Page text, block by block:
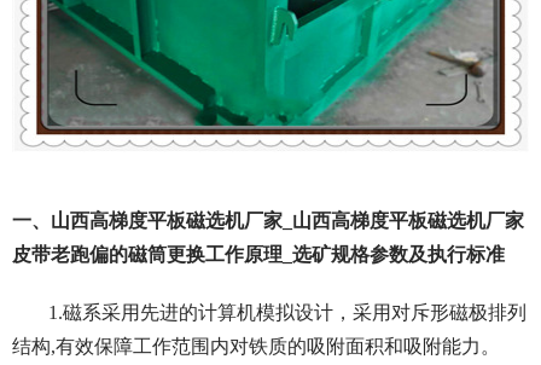
一、山西高梯度平板磁选机厂家_山西高梯度平板磁选机厂家
皮带老跑偏的磁筒更换工作原理_选矿规格参数及执行标准
1.磁系采用先进的计算机模拟设计，采用对斥形磁极排列
结构,有效保障工作范围内对铁质的吸附面积和吸附能力。